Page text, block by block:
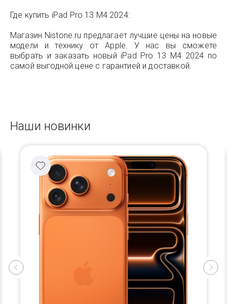
Где купить iPad Pro 13 M4 2024:
Магазин Nistone.ru предлагает лучшие цены на новые
модели и технику от Apple. У нас вы сможете
выбрать и заказать новый iPad Pro 13 M4 2024 по
самой выгодной цене с гарантией и доставкой.
Наши новинки